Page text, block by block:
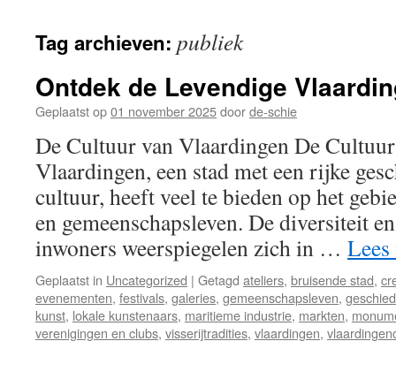
inhoud
Tag archieven: publiek
Ontdek de Levendige
Geplaatst op01 november 2025doorde-schie
De Cultuur van Vlaardingen De
Vlaardingen, een stad met een rijke
cultuur, heeft veel te bieden op het
en gemeenschapsleven. De diversiteit
inwoners weerspiegelen zich in …
Geplaatst in Uncategorized | Getagd ateliers, bruisende stad,
evenementen, festivals, galeries, gemeenschapsleven,
kunst, lokale kunstenaars, maritieme industrie, markten,
verenigingen en clubs, visserijtradities, vlaardingen,